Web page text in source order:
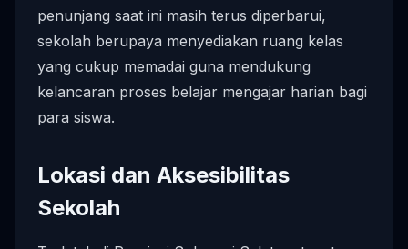
penunjang saat ini masih terus diperbarui,
sekolah berupaya menyediakan ruang kelas
yang cukup memadai guna mendukung
kelancaran proses belajar mengajar harian bagi
para siswa.
Lokasi dan Aksesibilitas
Sekolah